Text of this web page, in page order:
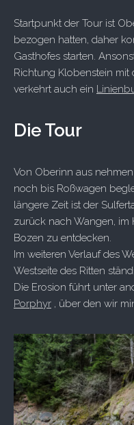
Startpunkt der Tour ist
bezogen hatten, daher
Gasthofes starten.
Richtung Klobenstein
verkehrt auch ein
Die Tour
Von Oberinn aus
noch bis Roßwagen
längere Zeit ist der
zurück nach Wangen, im
Bozen zu entdecken.
Im weiteren Verlauf des
Westseite des Ritten
Die Erosion führt unter
Porphyr , über den wir